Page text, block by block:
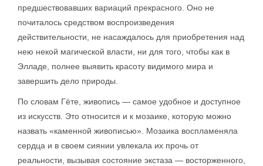
предшествовавших вариаций прекрасного. Оно не
почиталось средством воспроизведения
действительности, не насаждалось для приобретения над
нею некой магической власти, ни для того, чтобы как в
Элладе, полнее выявить красоту видимого мира и
завершить дело природы.
По словам Гёте, живопись — самое удобное и доступное
из искусств. Это относится и к мозаике, которую можно
назвать «каменной живописью». Мозаика воспламеняла
сердца и в своем сиянии увлекала их прочь от
реальности, вызывая состояние экстаза — восторженного,